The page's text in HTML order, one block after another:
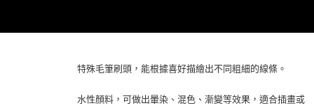
特殊毛筆刷頭，能根據喜好描繪出不同粗細的線條。
水性顏料，可做出暈染、混色、漸變等效果，適合插畫或